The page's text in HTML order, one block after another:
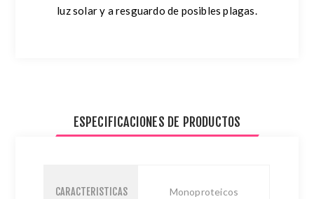
luz solar y a resguardo de posibles plagas.
ESPECIFICACIONES DE PRODUCTOS
CARACTERISTICAS Monoproteicos